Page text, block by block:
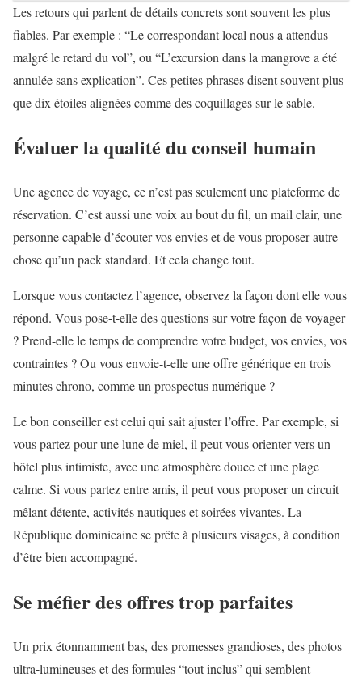
Les retours qui parlent de détails concrets sont souvent les plus
fiables. Par exemple : “Le correspondant local nous a attendus
malgré le retard du vol”, ou “L’excursion dans la mangrove a été
annulée sans explication”. Ces petites phrases disent souvent plus
que dix étoiles alignées comme des coquillages sur le sable.
Évaluer la qualité du conseil humain
Une agence de voyage, ce n’est pas seulement une plateforme de
réservation. C’est aussi une voix au bout du fil, un mail clair, une
personne capable d’écouter vos envies et de vous proposer autre
chose qu’un pack standard. Et cela change tout.
Lorsque vous contactez l’agence, observez la façon dont elle vous
répond. Vous pose-t-elle des questions sur votre façon de voyager
? Prend-elle le temps de comprendre votre budget, vos envies, vos
contraintes ? Ou vous envoie-t-elle une offre générique en trois
minutes chrono, comme un prospectus numérique ?
Le bon conseiller est celui qui sait ajuster l’offre. Par exemple, si
vous partez pour une lune de miel, il peut vous orienter vers un
hôtel plus intimiste, avec une atmosphère douce et une plage
calme. Si vous partez entre amis, il peut vous proposer un circuit
mêlant détente, activités nautiques et soirées vivantes. La
République dominicaine se prête à plusieurs visages, à condition
d’être bien accompagné.
Se méfier des offres trop parfaites
Un prix étonnamment bas, des promesses grandioses, des photos
ultra-lumineuses et des formules “tout inclus” qui semblent